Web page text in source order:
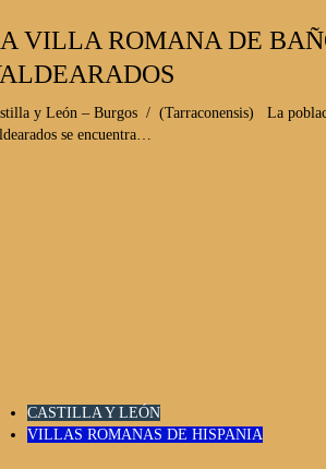
VILLA ROMANA DE
y León – Burgos / (Tarraconensis) La
se encuentra…
CASTILLA Y LEÓN
VILLAS ROMANAS DE HISPANIA